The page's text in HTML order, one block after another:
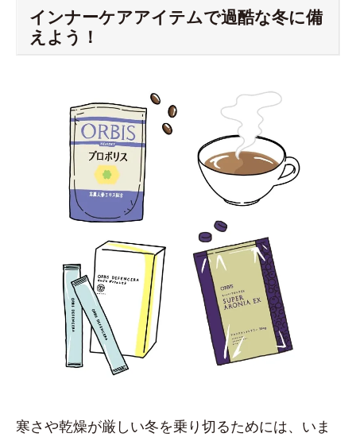
インナーケアアイテムで過酷な冬に備
えよう！
寒さや乾燥が厳しい冬を乗り切るためには、いま